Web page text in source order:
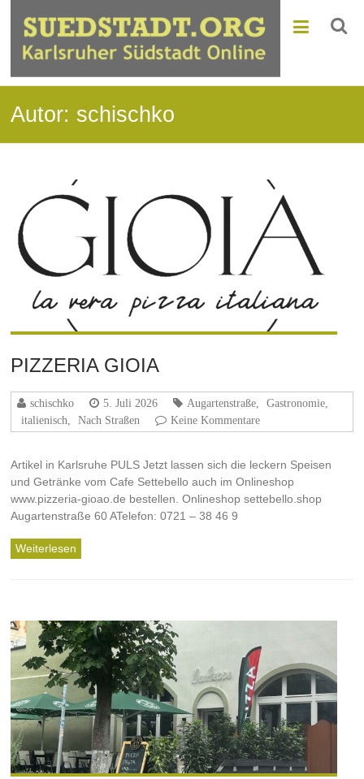
Autor: schischko
PIZZERIA GIOIA
schischko 5. Juli 2026 Augartenstraße Gastronomie
italienisch
Nach Straßen Keine Kommentare
Artikel in Karlsruhe PULS Jetzt lassen sich die leckern Speisen
und Getränke vom Cafe Settebello auch im Onlineshop
www.pizzeria-gioao.de bestellen. Onlineshop settebello.shop
Augartenstraße 60 ATelefon: 0721 – 38 46 9
Weiterlesen